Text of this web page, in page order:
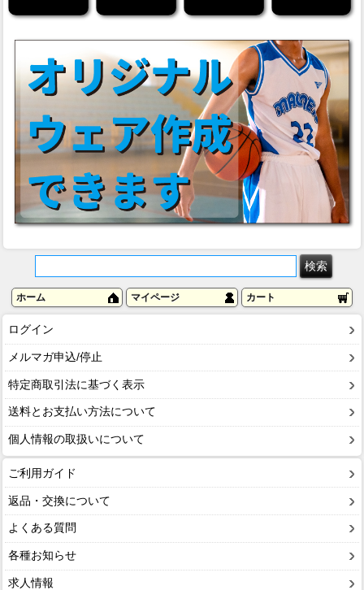
ホーム マイページ カート
ログイン
メルマガ申込/停止
特定商取引法に基づく表示
送料とお支払い方法について
個人情報の取扱いについて
ご利用ガイド
返品・交換について
よくある質問
各種お知らせ
求人情報